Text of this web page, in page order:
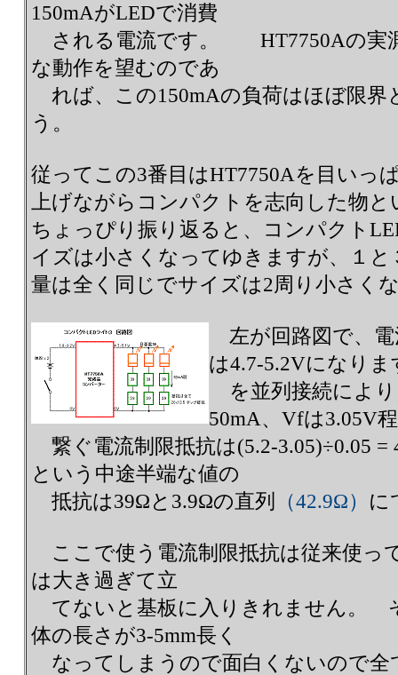
150mAがLEDで消費
される電流です。 HT7750Aの実
な動作を望むのであ
れば、この150mAの負荷はほぼ限界
う。
従ってこの3番目はHT7750Aを目いっ
上げながらコンパクトを志向した物
ちょっぴり振り返ると、コンパクト
イズは小さくなってゆきますが、１
量は全く同じでサイズは2周り小さく
左が回路図で、電
は4.7-5.2Vになり
を並列接続によ
50mA、Vfは3.05V
繋ぐ電流制限抵抗は(5.2-
という中途半端な値の
抵抗は39Ωと3.9Ωの直列
（42.9Ω） に
ここで使う電流制限抵抗は従来使っ
は大き過ぎて立
てないと基板に入りきれません。
体の長さが3-5mm長く
なってしまうので面白くないので全